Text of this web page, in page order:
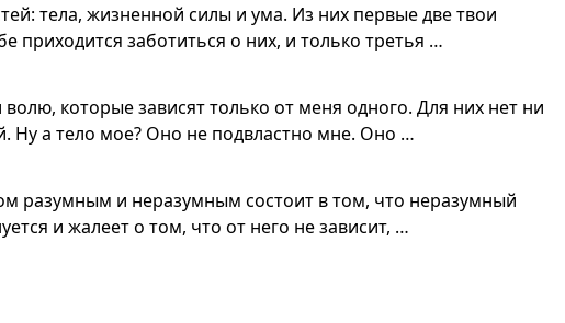
тела, жизненной силы и ума. Из них первые две твои
приходится заботиться о них, и только третья …
которые зависят только от меня одного. Для них нет ни
Ну а тело мое? Оно не подвластно мне. Оно …
разумным и неразумным состоит в том, что неразумный
и жалеет о том, что от него не зависит, …